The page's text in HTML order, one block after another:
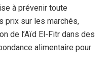
à prévenir toute
prix sur les marchés,
de l’Aïd El-Fitr dans des
alimentaire pour